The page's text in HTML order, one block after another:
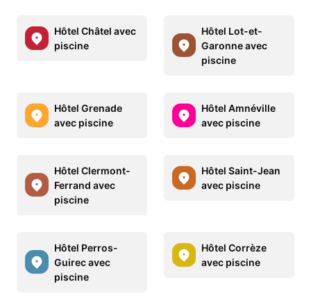
Hôtel Châtel avec
piscine
Hôtel Lot-et-
Garonne avec
piscine
Hôtel Grenade
avec piscine
Hôtel Amnéville
avec piscine
Hôtel Clermont-
Ferrand avec
piscine
Hôtel Saint-Jean
avec piscine
Hôtel Perros-
Guirec avec
piscine
Hôtel Corrèze
avec piscine